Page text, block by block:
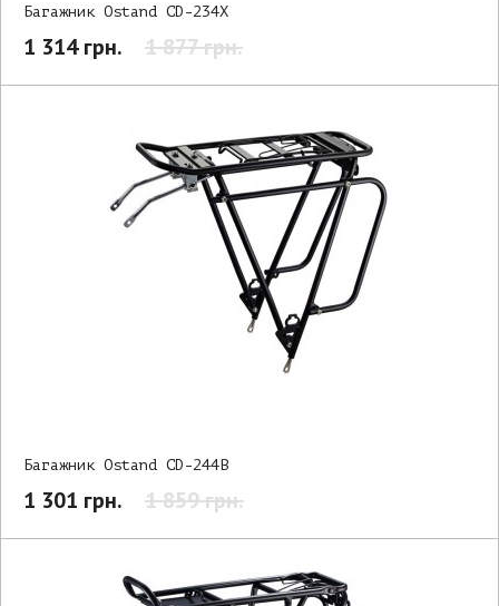
Багажник Ostand CD-234X
1 314 грн. 1 877 грн.
Багажник Ostand CD-244B
1 301 грн. 1 859 грн.